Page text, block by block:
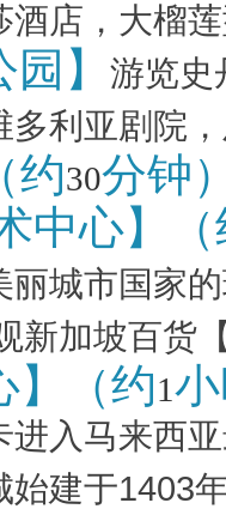
酒店，大榴
】
游览史
多利亚剧院
约30分钟
中心】
丽城市国家
新加坡百货
】（约1
进入马来西
始建于1403